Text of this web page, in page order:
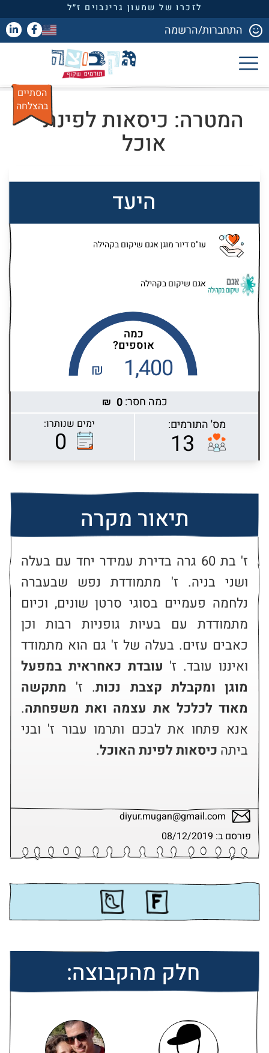
לזכרו של שמעון גרינבוים ז״ל
התחברות/הרשמה
המטרה: כיסאות לפינת
אוכל
הסתיים
בהצלחה
היעד
עו"ס דיור מוגן אגם שיקום בקהילה
אגם שיקום בקהילה
Highcharts.com
כמה
אוספים?
1,400
כמה חסר:0
₪
מס' התורמים:
13
ימים שנותרו:
0
חלק מהקבוצה:
תיאור מקרה
ז' בת 60 גרה בדירת עמידר יחד עם בעלה
ושני בניה. ז' מתמודדת נפש שבעברה
נלחמה פעמיים בסוגי סרטן שונים, וכיום
מתמודדת עם בעיות גופניות רבות וכן
כאבים עזים. בעלה של ז' גם הוא מתמודד
ואיננו עובד. ז'
עובדת כאחראית במפעל
מוגן ומקבלת קצבת נכות. ז'
מתקשה
מאוד לכלכל את עצמה ואת משפחתה.
אנא פתחו את לבכם ותרמו עבור ז' ובני
ביתה כיסאות לפינת האוכל.
diyur.mugan@gmail.com
פורסם ב: 08/12/2019